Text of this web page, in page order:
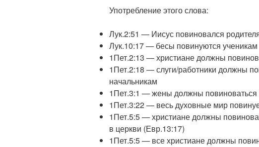
Употребление этого слова:
Лук.2:51 — Иисус повиновался
Лук.10:17 — бесы повинуются ученикам
1Пет.2:13 — христиане должны
1Пет.2:18 — слуги/работники должны
начальникам
1Пет.3:1 — жены должны
1Пет.3:22 — весь духовные мир
1Пет.5:5 — христиане должны
в церкви (Евр.13:17)
1Пет.5:5 — все христиане должны